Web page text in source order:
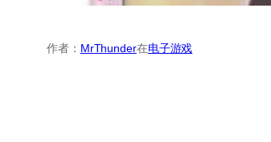
作者： MrThunder在电子游戏